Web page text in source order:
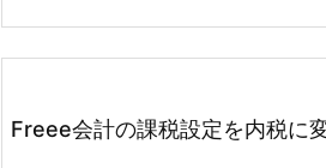
Freee会計の課税設定を内税に